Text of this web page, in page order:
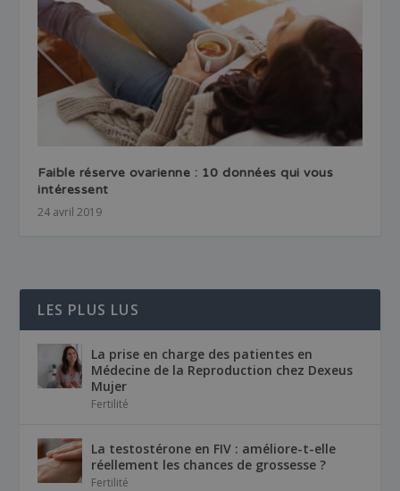
Faible réserve ovarienne : 10 données qui vous
intéressent
24 avril 2019
LES PLUS LUS
La prise en charge des patientes en
Médecine de la Reproduction chez Dexeus
Mujer
Fertilité
La testostérone en FIV : améliore-t-elle
réellement les chances de grossesse ?
Fertilité